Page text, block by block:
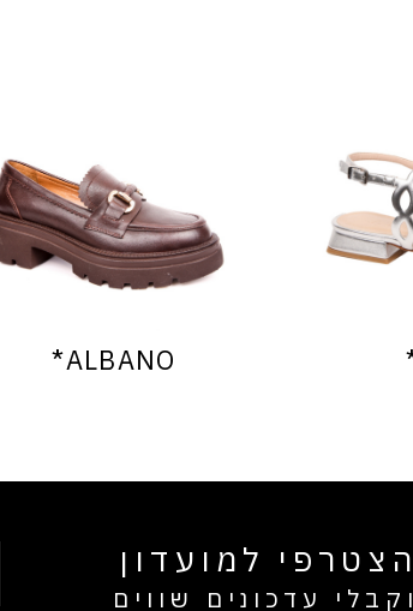
ALBANO*
הצטרפי למועדון
וקבלי עדכונים שווים